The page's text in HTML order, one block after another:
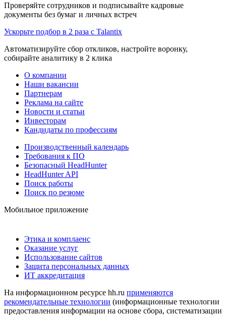
Проверяйте сотрудников и подписывайте кадровые
документы без бумаг и личных встреч
Ускорьте подбор в 2 раза с Talantix
Автоматизируйте сбор откликов, настройте воронку,
собирайте аналитику в 2 клика
О компании
Наши вакансии
Партнерам
Реклама на сайте
Новости и статьи
Инвесторам
Кандидаты по профессиям
Производственный календарь
Требования к ПО
Безопасный HeadHunter
HeadHunter API
Поиск работы
Поиск по резюме
Мобильное приложение
Этика и комплаенс
Оказание услуг
Использование сайтов
Защита персональных данных
ИТ аккредитация
На информационном ресурсе hh.ru применяются
рекомендательные технологии (информационные технологии
предоставления информации на основе сбора, систематизации